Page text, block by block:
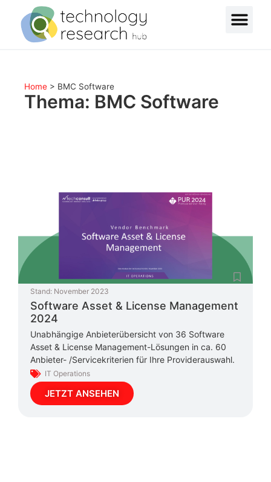
Home > BMC Software
Thema: BMC Software
Stand: November 2023
Software Asset & License Management
2024
Unabhängige Anbieterübersicht von 36 Software
Asset & License Management-Lösungen in ca. 60
Anbieter- /Servicekriterien für Ihre Providerauswahl.
IT Operations
JETZT ANSEHEN